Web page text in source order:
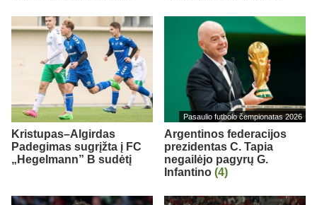
Kristupas–Algirdas
Padegimas sugrįžta į FC
„Hegelmann” B sudėtį
Pasaulio futbolo čempionatas 2026
Argentinos federacijos
prezidentas C. Tapia
negailėjo pagyrų G.
Infantino (4)